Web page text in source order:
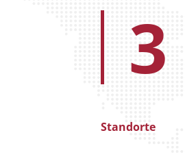
3
Standorte